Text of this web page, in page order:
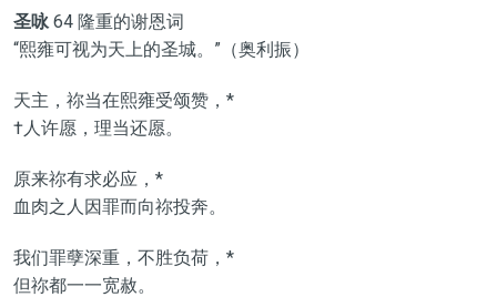
圣咏 64 隆重的谢恩词
“熙雍可视为天上的圣城。”（奥利振）
天主，祢当在熙雍受颂赞，*
†人许愿，理当还愿。
原来祢有求必应，*
血肉之人因罪而向祢投奔。
我们罪孽深重，不胜负荷，*
但祢都一一宽赦。